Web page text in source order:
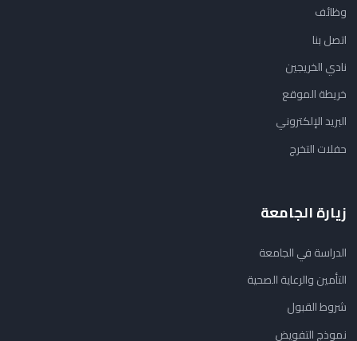
وظائف
اتصل بنا
نادي الخريجين
خريطة الموقع
البريد الإلكتروني
حفلات التخرج
زيارة الجامعة
الدراسة في الجامعة
التأمين والرعاية الصحية
شروط القبول
نموذج التفويض